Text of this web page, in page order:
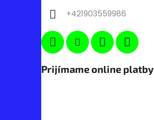
+421903559986
Prijímame online platby